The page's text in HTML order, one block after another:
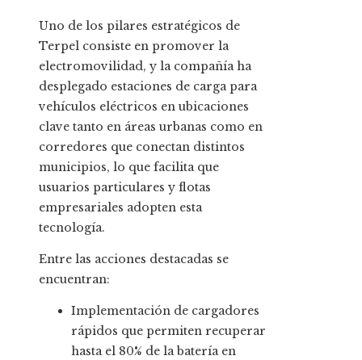
Uno de los pilares estratégicos de
Terpel consiste en promover la
electromovilidad, y la compañía ha
desplegado estaciones de carga para
vehículos eléctricos en ubicaciones
clave tanto en áreas urbanas como en
corredores que conectan distintos
municipios, lo que facilita que
usuarios particulares y flotas
empresariales adopten esta
tecnología.
Entre las acciones destacadas se
encuentran:
Implementación de cargadores
rápidos que permiten recuperar
hasta el 80% de la batería en